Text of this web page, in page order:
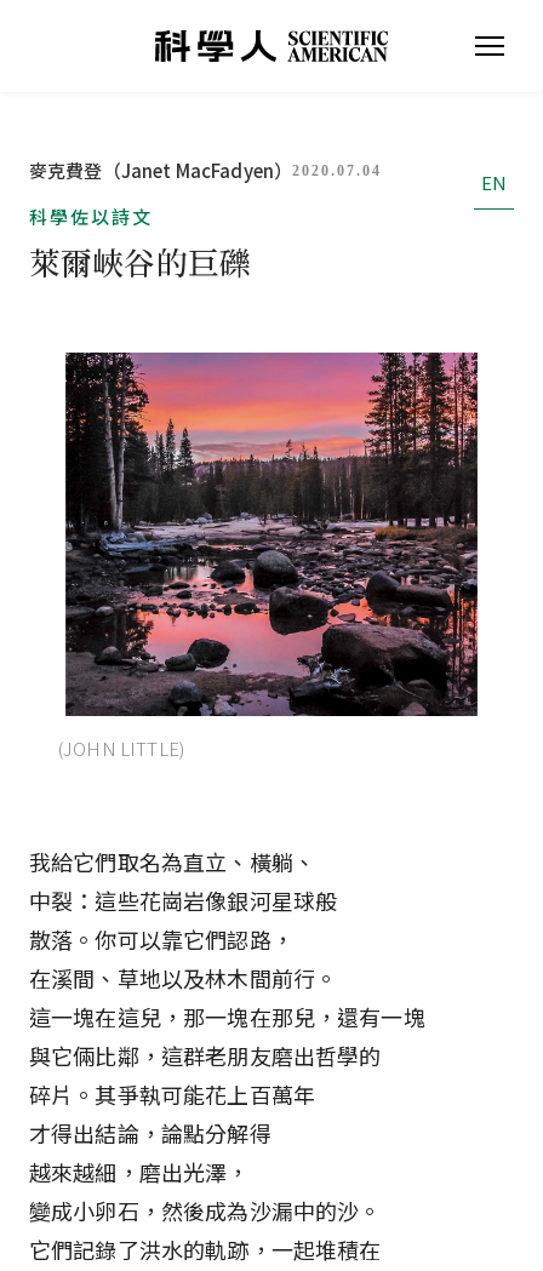
麥克費登（Janet MacFadyen）2020.07.04
EN
科學佐以詩文
萊爾峽谷的巨礫
(JOHN LITTLE)
我給它們取名為直立、橫躺、
中裂：這些花崗岩像銀河星球般
散落。你可以靠它們認路，
在溪間、草地以及林木間前行。
這一塊在這兒，那一塊在那兒，還有一塊
與它倆比鄰，這群老朋友磨出哲學的
碎片。其爭執可能花上百萬年
才得出結論，論點分解得
越來越細，磨出光澤，
變成小卵石，然後成為沙漏中的沙。
它們記錄了洪水的軌跡，一起堆積在